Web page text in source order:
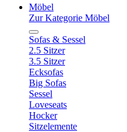
Möbel
Zur Kategorie Möbel
Sofas & Sessel
2.5 Sitzer
3.5 Sitzer
Ecksofas
Big Sofas
Sessel
Loveseats
Hocker
Sitzelemente